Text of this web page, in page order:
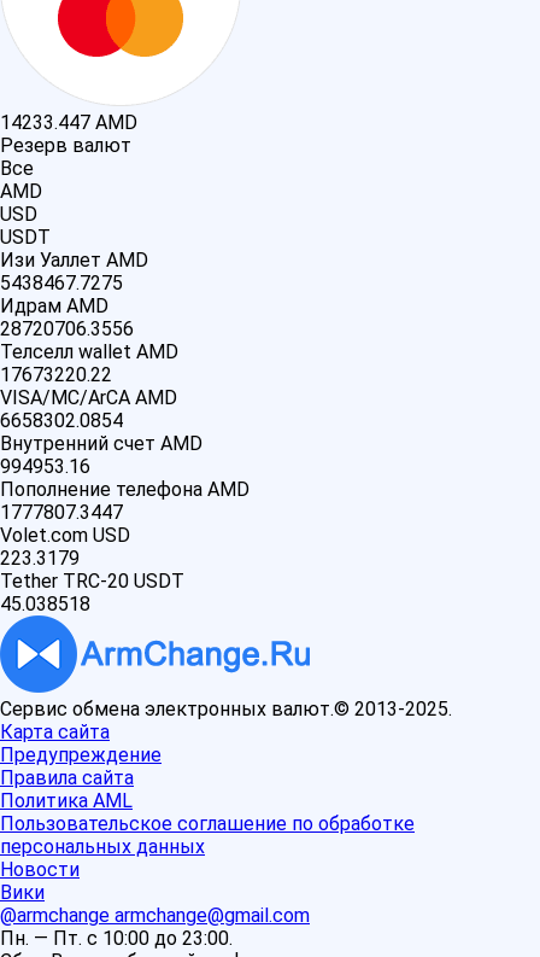
14233.447 AMD
Резерв валют
Все
AMD
USD
USDT
Изи Уаллет AMD
5438467.7275
Идрам AMD
28720706.3556
Телселл wallet AMD
17673220.22
VISA/MC/ArCA AMD
6658302.0854
Внутренний счет AMD
994953.16
Пополнение телефона AMD
1777807.3447
Volet.com USD
223.3179
Tether TRC-20 USDT
45.038518
Сервис обмена электронных валют.© 2013-2025.
Карта сайта
Предупреждение
Правила сайта
Политика AML
Пользовательское соглашение по обработке
персональных данных
Новости
Вики
@armchange armchange@gmail.com
Пн. — Пт. с 10:00 до 23:00.